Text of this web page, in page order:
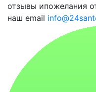
отзывы ипожелания
наш email